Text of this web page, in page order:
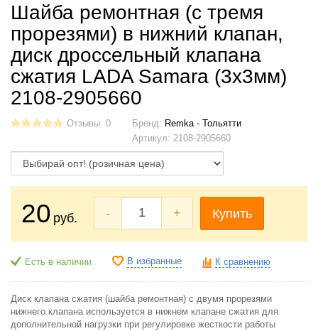
Шайба ремонтная (с тремя
прорезями) в нижний клапан,
диск дроссельный клапана
сжатия LADA Samara (3х3мм)
2108-2905660
Отзывы: 0 Бренд: Remka - Тольятти
Артикул: 2108-2905660
20 руб. - + Купить
Есть в наличии В избранные К сравнению
Диск клапана сжатия (шайба ремонтная) с двумя прорезями
нижнего клапана используется в нижнем клапане сжатия для
дополнительной нагрузки при регулировке жесткости работы